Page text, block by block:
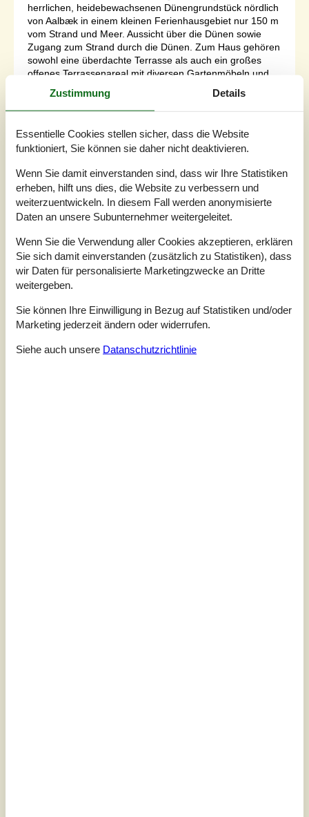
herrlichen, heidebewachsenen Dünengrundstück nördlich
von Aalbæk in einem kleinen Ferienhausgebiet nur 150 m
vom Strand und Meer. Aussicht über die Dünen sowie
Zugang zum Strand durch die Dünen. Zum Haus gehören
sowohl eine überdachte Terrasse als auch ein großes
offenes Terrassenareal mit diversen Gartenmöbeln und
Zu Favoriten hinzufügen
Gemütliches Sommerhaus mit
Sauna nahe Kattegat
Blishønevej - 9982 Ålbæk/Napstjert - 9982 - Aalbæk
6 Personen Objekt Nr.:332-233063
Zustimmung Details
Essentielle Cookies stellen sicher, dass die Website
funktioniert, Sie können sie daher nicht deaktivieren.
Wenn Sie damit einverstanden sind, dass wir Ihre Statistiken
erheben, hilft uns dies, die Website zu verbessern und
weiterzuentwickeln. In diesem Fall werden anonymisierte
Daten an unsere Subunternehmer weitergeleitet.
Wenn Sie die Verwendung aller Cookies akzeptieren, erklären
Sie sich damit einverstanden (zusätzlich zu Statistiken), dass
wir Daten für personalisierte Marketingzwecke an Dritte
weitergeben.
Sie können Ihre Einwilligung in Bezug auf Statistiken und/oder
Marketing jederzeit ändern oder widerrufen.
Siehe auch unsere Datanschutzrichtlinie